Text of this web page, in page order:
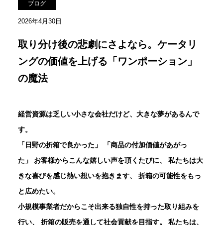
ブログ
2026年4月30日
取り分け後の悲劇にさよなら。ケータリ
ングの価値を上げる「ワンポーション」
の魔法
経営資源は乏しい小さな会社だけど、大きな夢があるんで
す。
「日野の折箱で良かった」
「商品の付加価値があがっ
た」
お客様からこんな嬉しい声を頂くたびに、
私たちは大
きな喜びを感じ熱い想いを抱きます、
折箱の可能性をもっ
と広めたい。
小規模事業者だからこそ出来る独自性を持った取り組みを
行い、
折箱の販売を通して社会貢献を目指す。
私たちは、